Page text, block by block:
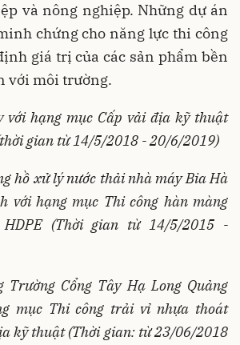
và nông nghiệp. Những dự án
chứng cho năng lực thi công
giá trị của các sản phẩm bền
với môi trường.
với hạng mục Cấp vải địa kỹ thuật
gian từ 14/5/2018 - 20/6/2019)
hồ xử lý nước thải nhà máy Bia Hà
với hạng mục Thi công hàn màng
HDPE (Thời gian từ 14/5/2015 -
Trường Cổng Tây Hạ Long Quảng
mục Thi công trải vỉ nhựa thoát
kỹ thuật (Thời gian: từ 23/06/2018